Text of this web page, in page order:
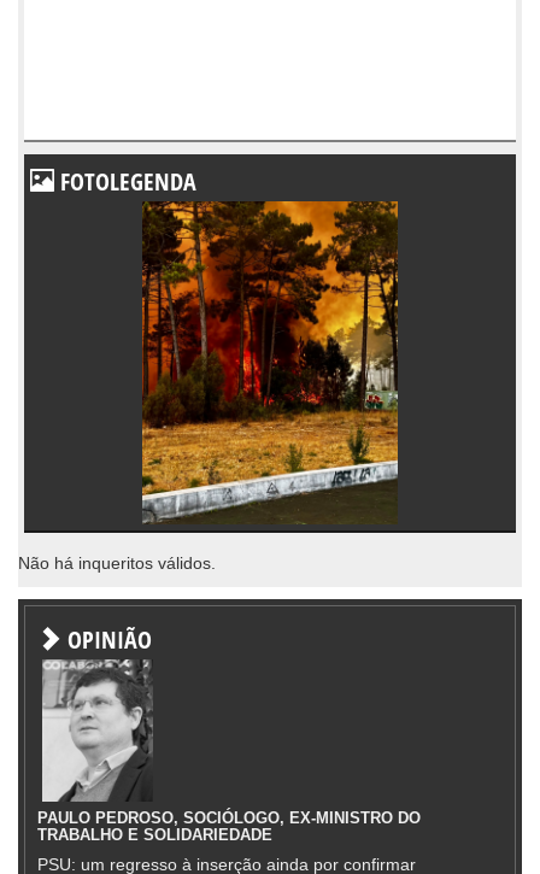
FOTOLEGENDA
Não há inqueritos válidos.
OPINIÃO
PAULO PEDROSO, SOCIÓLOGO, EX-MINISTRO DO
TRABALHO E SOLIDARIEDADE
PSU: um regresso à inserção ainda por confirmar